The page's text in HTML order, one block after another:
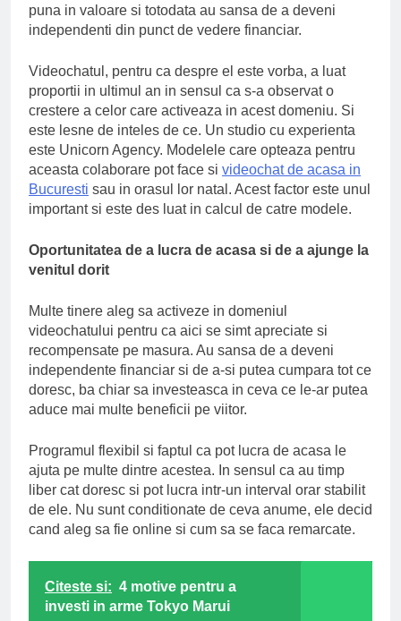
puna in valoare si totodata au sansa de a deveni
independenti din punct de vedere financiar.
Videochatul, pentru ca despre el este vorba, a luat
proportii in ultimul an in sensul ca s-a observat o
crestere a celor care activeaza in acest domeniu. Si
este lesne de inteles de ce. Un studio cu experienta
este Unicorn Agency. Modelele care opteaza pentru
aceasta colaborare pot face si videochat de acasa in
Bucuresti sau in orasul lor natal. Acest factor este unul
important si este des luat in calcul de catre modele.
Oportunitatea de a lucra de acasa si de a ajunge la
venitul dorit
Multe tinere aleg sa activeze in domeniul
videochatului pentru ca aici se simt apreciate si
recompensate pe masura. Au sansa de a deveni
independente financiar si de a-si putea cumpara tot ce
doresc, ba chiar sa investeasca in ceva ce le-ar putea
aduce mai multe beneficii pe viitor.
Programul flexibil si faptul ca pot lucra de acasa le
ajuta pe multe dintre acestea. In sensul ca au timp
liber cat doresc si pot lucra intr-un interval orar stabilit
de ele. Nu sunt conditionate de ceva anume, ele decid
cand aleg sa fie online si cum sa se faca remarcate.
Citeste si: 4 motive pentru a
investi in arme Tokyo Marui